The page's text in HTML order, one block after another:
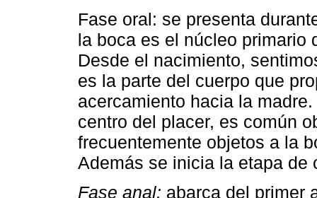
Fase oral: se presenta
la boca es el núcleo primario
Desde el nacimiento,
es la parte del cuerpo que
acercamiento hacia la
centro del placer, es común
frecuentemente objetos a la
Además se inicia la etapa de
Fase anal: abarca del primer